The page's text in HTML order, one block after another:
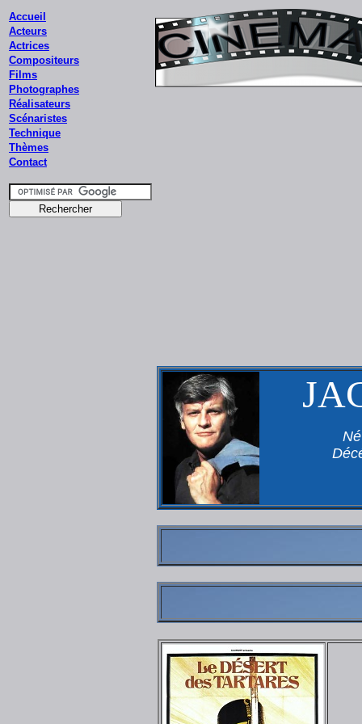
Accueil
Acteurs
Actrices
Compositeurs
Films
Photographes
Réalisateurs
Scénaristes
Technique
Thèmes
Contact